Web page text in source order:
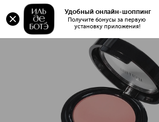
Удобный онлайн-шоппинг
Получите бонусы за первую
установку приложения!
Оригинал 💯 Blush Пудровые румяна
интернет магазине ИЛЬ ДЕ БОТЭ с
Blush Пудровые румяна
Характеристики